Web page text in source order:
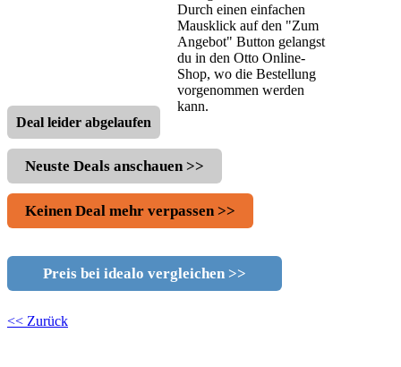
Durch einen einfachen
Mausklick auf den "Zum
Angebot" Button gelangst
du in den Otto Online-
Shop, wo die Bestellung
vorgenommen werden
kann.
Deal leider abgelaufen
Neuste Deals anschauen >>
Keinen Deal mehr verpassen >>
Preis bei idealo vergleichen >>
<< Zurück